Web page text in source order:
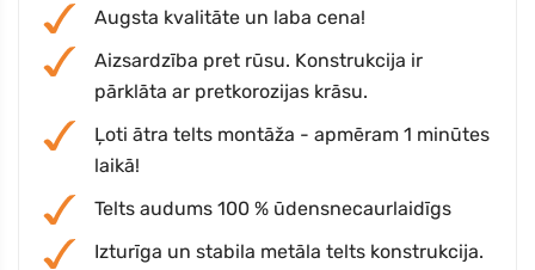
Augsta kvalitāte un laba cena!
Aizsardzība pret rūsu. Konstrukcija ir
pārklāta ar pretkorozijas krāsu.
Ļoti ātra telts montāža - apmēram 1 minūtes
laikā!
Telts audums 100 % ūdensnecaurlaidīgs
Izturīga un stabila metāla telts konstrukcija.